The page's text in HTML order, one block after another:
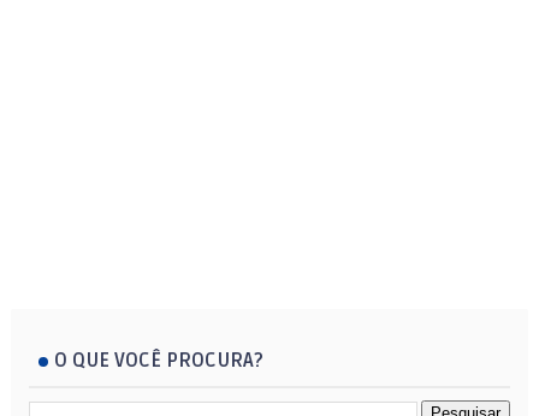
O QUE VOCÊ PROCURA?